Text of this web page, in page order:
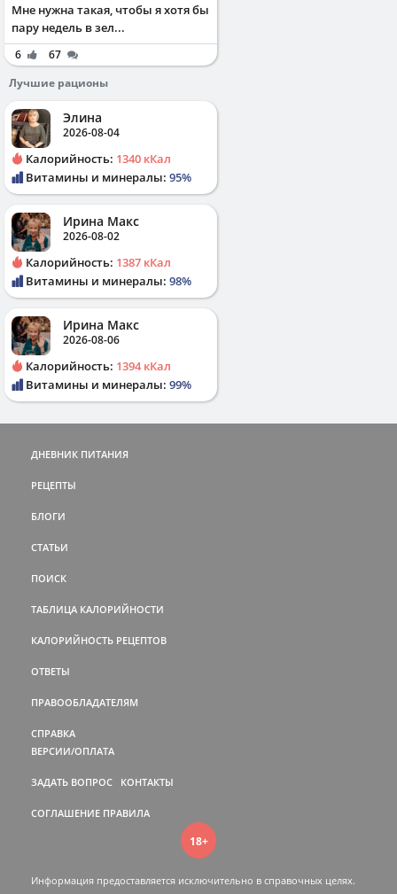
Мне нужна такая, чтобы я хотя бы
пару недель в зел...
6
67
Лучшие рационы
Элина
2026-08-04
Калорийность: 1340 кКал
Витамины и минералы: 95%
Ирина Макс
2026-08-02
Калорийность: 1387 кКал
Витамины и минералы: 98%
Ирина Макс
2026-08-06
Калорийность: 1394 кКал
Витамины и минералы: 99%
ДНЕВНИК ПИТАНИЯ
РЕЦЕПТЫ
БЛОГИ
СТАТЬИ
ПОИСК
ТАБЛИЦА КАЛОРИЙНОСТИ
КАЛОРИЙНОСТЬ РЕЦЕПТОВ
ОТВЕТЫ
ПРАВООБЛАДАТЕЛЯМ
СПРАВКА
ВЕРСИИ/ОПЛАТА
ЗАДАТЬ ВОПРОС КОНТАКТЫ
СОГЛАШЕНИЕ ПРАВИЛА
18+
Информация предоставляется исключительно в справочных целях.